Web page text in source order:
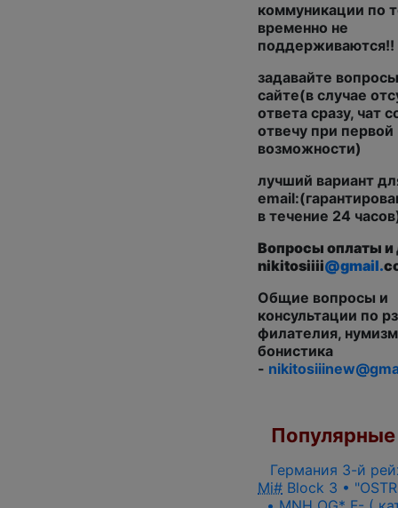
коммуникации по
временно не
поддерживаются!!
задавайте
сайте(в случае
ответа сразу, чат
отвечу при первой
возможности)
лучший вариант
в течение 24
Вопросы оплаты и
nikitosiiii@gmail.
Общие вопросы и
консультации по
филателия,
бонистика
-
Германия 3-й
Mi# Block 3 •